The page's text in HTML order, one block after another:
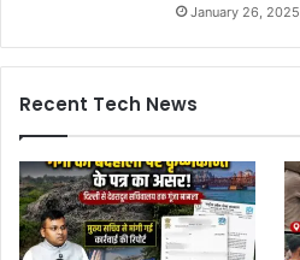
January 26, 2025
Recent Tech News